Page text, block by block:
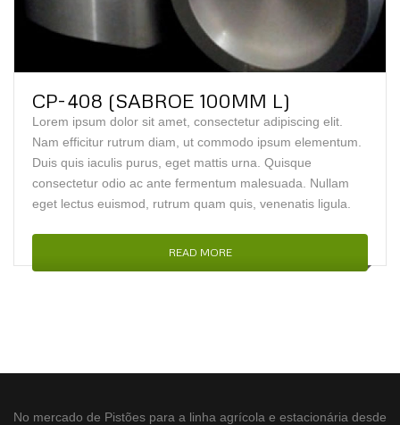
CP-408 (SABROE 100MM L)
Lorem ipsum dolor sit amet, consectetur adipiscing elit.
Nam efficitur rutrum diam, ut commodo ipsum elementum.
Duis quis iaculis purus, eget mattis urna. Quisque
consectetur odio ac ante fermentum malesuada. Nullam
eget lectus euismod, rutrum quam quis, venenatis ligula.
READ MORE
No mercado de Pistões para a linha agrícola e estacionária desde